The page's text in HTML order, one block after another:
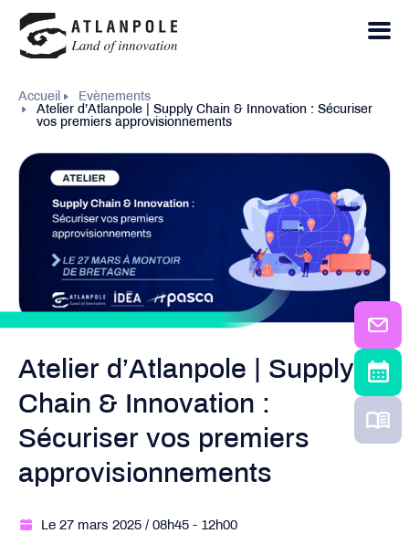
Accueil
Evènements
Atelier d’Atlanpole | Supply Chain & Innovation : Sécuriser
vos premiers approvisionnements
Atelier d’Atlanpole | Supply
Chain & Innovation :
Sécuriser vos premiers
approvisionnements
Le 27 mars 2025 / 08h45 - 12h00